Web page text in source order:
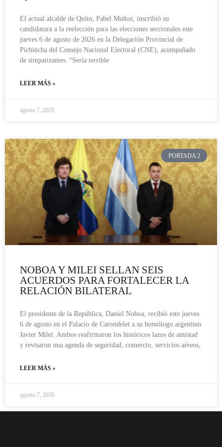
El actual alcalde de Quito, Pabel Muñoz, inscribió su
candidatura a la reelección para las elecciones seccionales este
jueves 6 de agosto de 2026 en la Delegación Provincial de
Pichincha del Consejo Nacional Electoral (CNE), acompañado
de simpatizantes. “Sería terrible
LEER MÁS »
agosto 7, 2026
PORTADA 2
NOBOA Y MILEI SELLAN SEIS
ACUERDOS PARA FORTALECER LA
RELACIÓN BILATERAL
El presidente de la República, Daniel Noboa, recibió este jueves
6 de agosto en el Palacio de Carondelet a su homólogo argentino
Javier Milei. Ambos reafirmaron los históricos lazos de amistad
y revisaron una agenda de seguridad, comercio, servicios aéreos,
LEER MÁS »
agosto 7, 2026